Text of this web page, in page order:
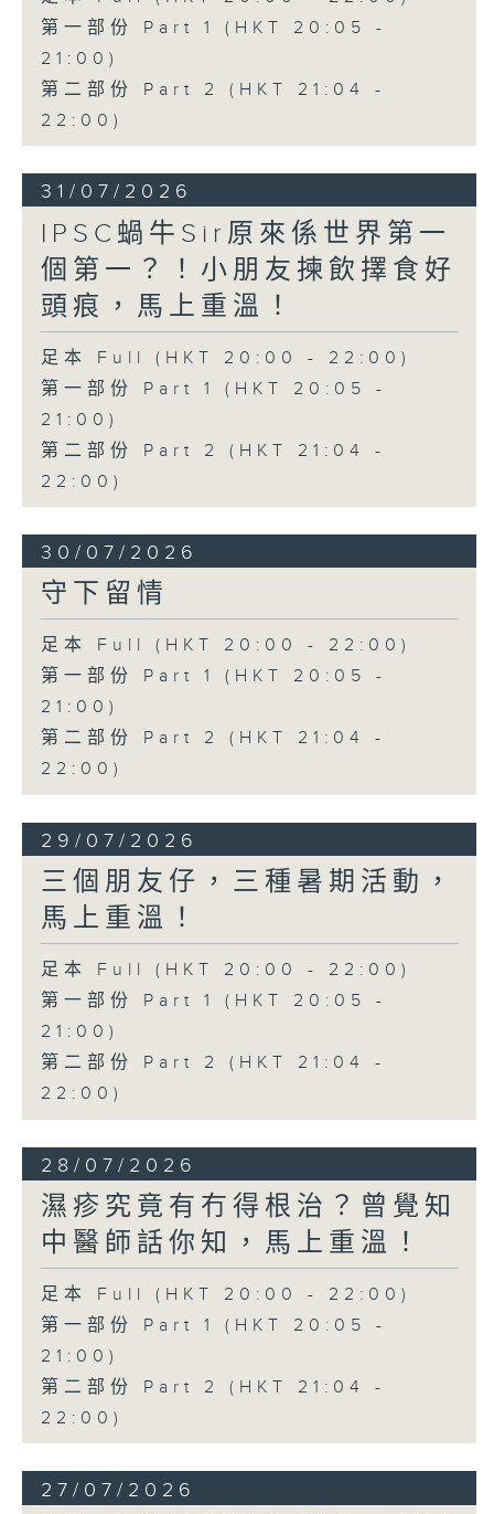
第一部份 Part 1 (HKT 20:05 -
21:00)
第二部份 Part 2 (HKT 21:04 -
22:00)
31/07/2026
IPSC蝸牛Sir原來係世界第一
個第一？！小朋友揀飲擇食好
頭痕，馬上重溫！
足本 Full (HKT 20:00 - 22:00)
第一部份 Part 1 (HKT 20:05 -
21:00)
第二部份 Part 2 (HKT 21:04 -
22:00)
30/07/2026
守下留情
足本 Full (HKT 20:00 - 22:00)
第一部份 Part 1 (HKT 20:05 -
21:00)
第二部份 Part 2 (HKT 21:04 -
22:00)
29/07/2026
三個朋友仔，三種暑期活動，
馬上重溫！
足本 Full (HKT 20:00 - 22:00)
第一部份 Part 1 (HKT 20:05 -
21:00)
第二部份 Part 2 (HKT 21:04 -
22:00)
28/07/2026
濕疹究竟有冇得根治？曾覺知
中醫師話你知，馬上重溫！
足本 Full (HKT 20:00 - 22:00)
第一部份 Part 1 (HKT 20:05 -
21:00)
第二部份 Part 2 (HKT 21:04 -
22:00)
27/07/2026